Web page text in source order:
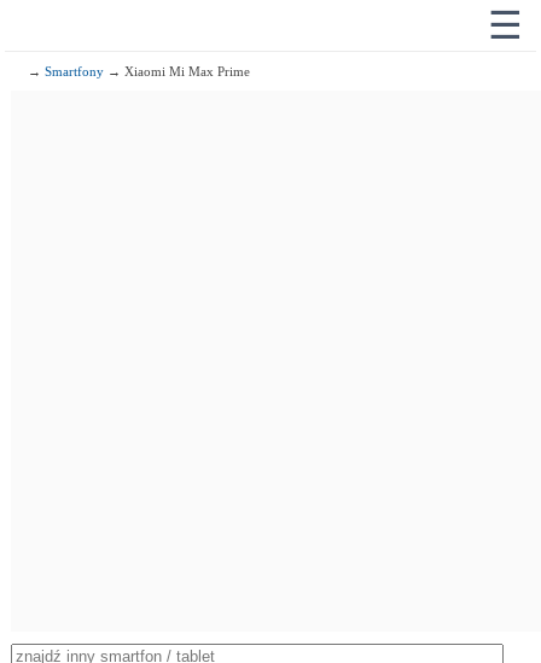
☰
→Smartfony → Xiaomi Mi Max Prime